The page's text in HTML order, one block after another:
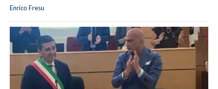
Enrico Fresu